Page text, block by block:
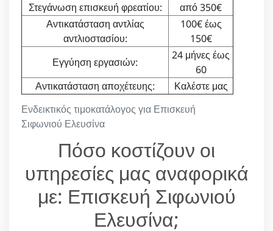
Ενδεικτικός τιμοκατάλογος για Επισκευή
Σιφωνιού Ελευσίνα
Στεγάνωση επισκευή φρεατίου:
από 350€
Αντικατάσταση αντλίας
αντλιοστασίου:
100€ έως
150€
Εγγύηση εργασιών:
24 μήνες έως
60
Αντικατάσταση αποχέτευης:
Καλέστε μας
Πόσο κοστίζουν οι
υπηρεσίες μας αναφορικά
με: Επισκευή Σιφωνιού
Ελευσίνα;